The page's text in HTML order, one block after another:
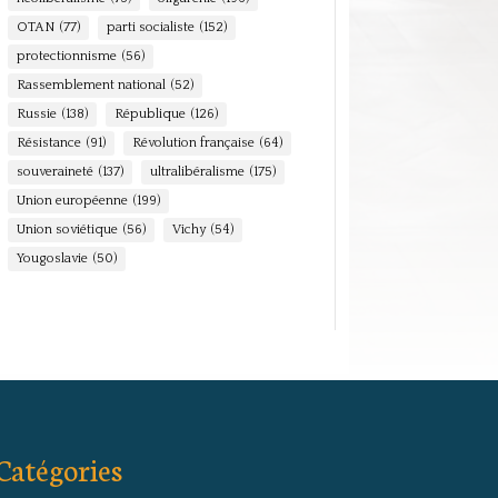
OTAN (77) parti socialiste (152)
protectionnisme (56)
Rassemblement national (52)
Russie (138) République (126)
Résistance (91) Révolution française (64)
souveraineté (137) ultralibéralisme (175)
Union européenne (199)
Union soviétique (56) Vichy (54)
Yougoslavie (50)